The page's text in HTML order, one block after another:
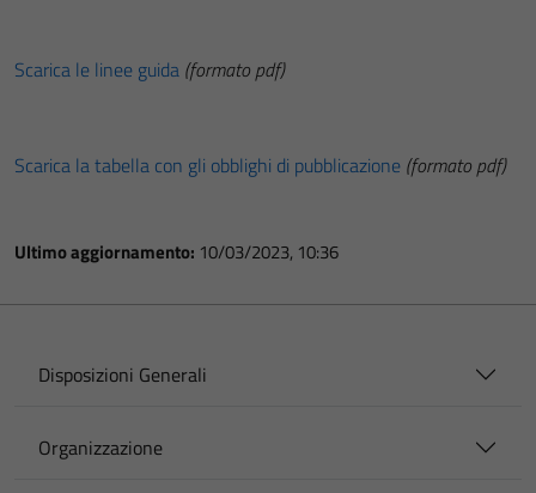
Scarica le linee guida (formato pdf)
Scarica la tabella con gli obblighi di pubblicazione (formato pdf)
Ultimo aggiornamento: 10/03/2023, 10:36
Disposizioni Generali
Organizzazione